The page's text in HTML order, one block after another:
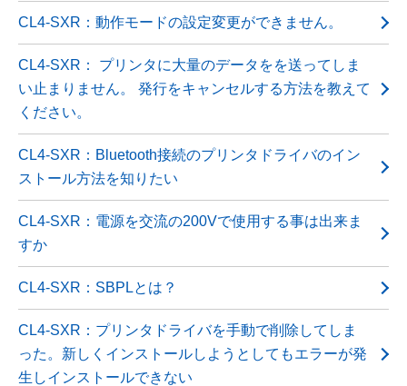
CL4-SXR：動作モードの設定変更ができません。
CL4-SXR： プリンタに大量のデータをを送ってしま
い止まりません。 発行をキャンセルする方法を教えて
ください。
CL4-SXR：Bluetooth接続のプリンタドライバのイン
ストール方法を知りたい
CL4-SXR：電源を交流の200Vで使用する事は出来ま
すか
CL4-SXR：SBPLとは？
CL4-SXR：プリンタドライバを手動で削除してしま
った。新しくインストールしようとしてもエラーが発
生しインストールできない